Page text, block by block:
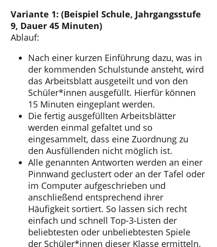
Variante 1: (Beispiel Schule, Jahrgangsstufe
9, Dauer 45 Minuten)
Ablauf:
Nach einer kurzen Einführung dazu, was in
der kommenden Schulstunde ansteht, wird
das Arbeitsblatt ausgeteilt und von den
Schüler*innen ausgefüllt. Hierfür können
15 Minuten eingeplant werden.
Die fertig ausgefüllten Arbeitsblätter
werden einmal gefaltet und so
eingesammelt, dass eine Zuordnung zu
den Ausfüllenden nicht möglich ist.
Alle genannten Antworten werden an einer
Pinnwand geclustert oder an der Tafel oder
im Computer aufgeschrieben und
anschließend entsprechend ihrer
Häufigkeit sortiert. So lassen sich recht
einfach und schnell Top-3-Listen der
beliebtesten oder unbeliebtesten Spiele
der Schüler*innen dieser Klasse ermitteln.